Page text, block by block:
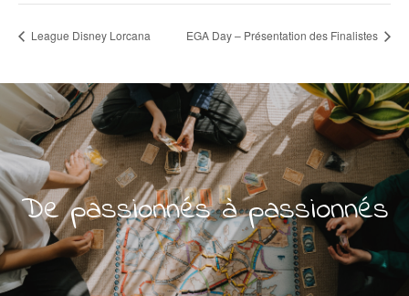
League Disney Lorcana EGA Day – Présentation des Finalistes
De passionnés à passionnés